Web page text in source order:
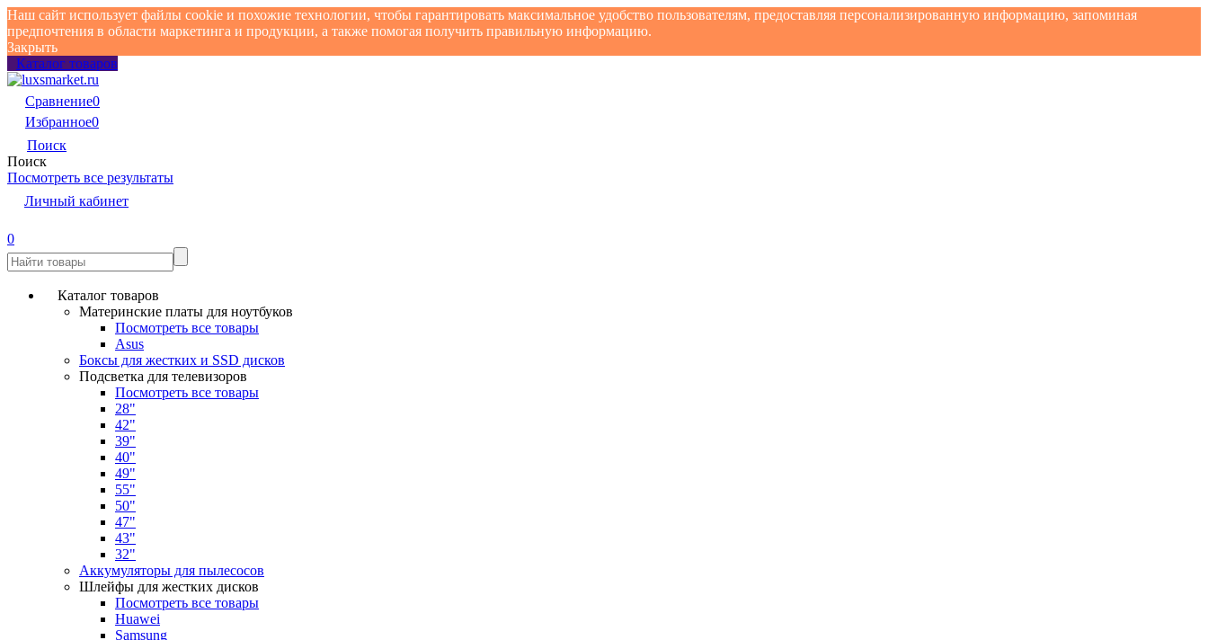
Наш сайт использует файлы cookie и похожие технологии, чтобы гарантировать максимальное удобство пользователям, предоставляя персонализированную информацию, запоминая
предпочтения в области маркетинга и продукции, а также помогая получить правильную информацию.
Закрыть
Каталог товаров
Сравнение0
Избранное0
Поиск
Поиск
Посмотреть все результаты
Личный кабинет
0
Каталог товаров
Материнские платы для ноутбуков
Посмотреть все товары
Asus
Боксы для жестких и SSD дисков
Подсветка для телевизоров
Посмотреть все товары
28"
42"
39"
40"
49"
55"
50"
47"
43"
32"
Аккумуляторы для пылесосов
Шлейфы для жестких дисков
Посмотреть все товары
Huawei
Samsung